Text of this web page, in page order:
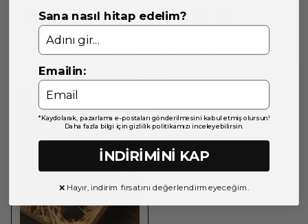
SEPETE EKLE
Sana nasıl hitap edelim?
Emailin:
*Kaydolarak, pazarlama e-postaları gönderilmesini kabul etmiş olursun!
Daha fazla bilgi için gizlilik politikamızı inceleyebilirsin.
İNDİRİMİNİ KAP
❌ Hayır, indirim fırsatını değerlendirmeyeceğim.